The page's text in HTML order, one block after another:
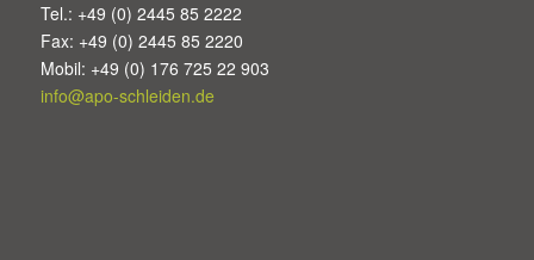
Tel.: +49 (0) 2445 85 2222
Fax: +49 (0) 2445 85 2220
Mobil: +49 (0) 176 725 22 903
info@apo-schleiden.de